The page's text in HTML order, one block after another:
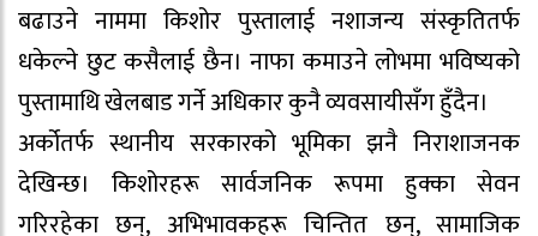
बढाउने नाममा किशोर पुस्तालाई नशाजन्य संस्कृतितर्फ
धकेल्ने छुट कसैलाई छैन। नाफा कमाउने लोभमा भविष्यको
पुस्तामाथि खेलबाड गर्ने अधिकार कुनै व्यवसायीसँग हुँदैन।
अर्कोतर्फ स्थानीय सरकारको भूमिका झनै निराशाजनक
देखिन्छ। किशोरहरू सार्वजनिक रूपमा हुक्का सेवन
गरिरहेका छन्, अभिभावकहरू चिन्तित छन्, सामाजिक